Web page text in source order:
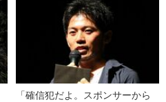
「確信犯だよ。スポンサーから